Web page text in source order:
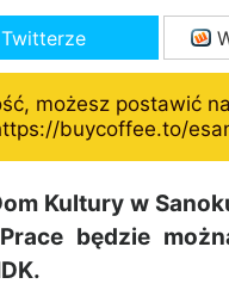
możesz postawić
buycoffee.to/
Kultury w
będzie